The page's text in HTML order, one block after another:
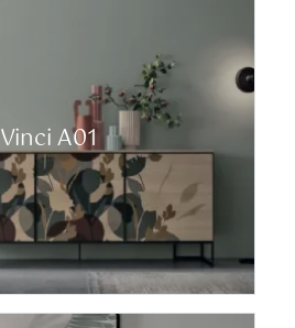
Vinci A01